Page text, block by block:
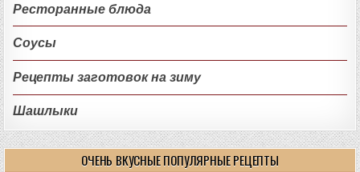
Ресторанные блюда
Соусы
Рецепты заготовок на зиму
Шашлыки
ОЧЕНЬ ВКУСНЫЕ ПОПУЛЯРНЫЕ РЕЦЕПТЫ